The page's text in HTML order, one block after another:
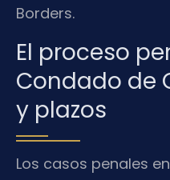
Borders.
El proceso
Condado de
y plazos
Los casos penales